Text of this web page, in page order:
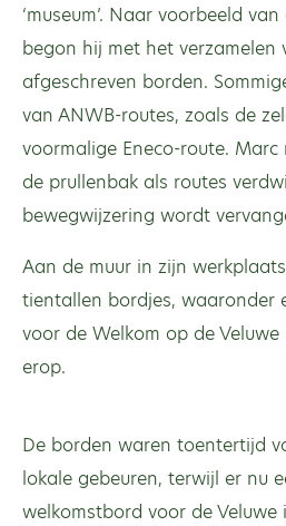
‘museum’. Naar voorbeeld
begon hij met het verzamelen
afgeschreven borden.
van ANWB-routes, zoals de
voormalige Eneco-route.
de prullenbak als routes
bewegwijzering wordt
Aan de muur in zijn
tientallen bordjes, waaronder
voor de Welkom op de
erop.
De borden waren toentertijd
lokale gebeuren, terwijl er nu
welkomstbord voor de Veluwe